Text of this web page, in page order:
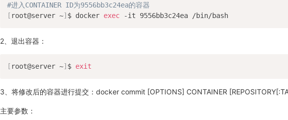
#进入CONTAINER ID为9556bb3c24ea的容器
[ root@server ~] $ docker exec -it 9556bb3c24ea /bin/bash
2、退出容器：
[ root@server ~] $ exit
3、将修改后的容器进行提交：docker commit [OPTIONS] CONTAINER
主要参数：